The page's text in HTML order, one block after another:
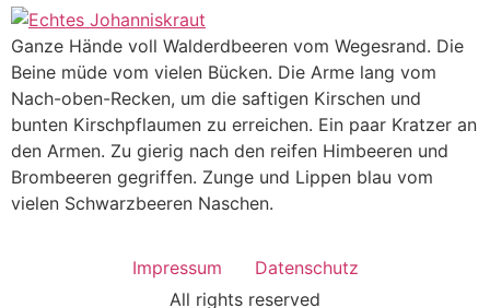
Ganze Hände voll Walderdbeeren vom Wegesrand. Die
Beine müde vom vielen Bücken. Die Arme lang vom
Nach-oben-Recken, um die saftigen Kirschen und
bunten Kirschpflaumen zu erreichen. Ein paar Kratzer an
den Armen. Zu gierig nach den reifen Himbeeren und
Brombeeren gegriffen. Zunge und Lippen blau vom
vielen Schwarzbeeren Naschen.
Impressum
Datenschutz
All rights reserved